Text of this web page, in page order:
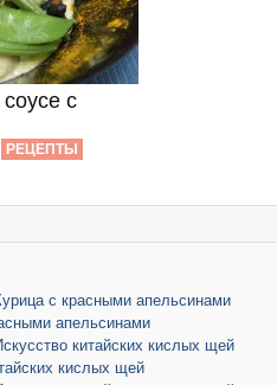
с
РЕЦЕПТЫ
с красными апельсинами
апельсинами
китайских кислых щей
кислых щей